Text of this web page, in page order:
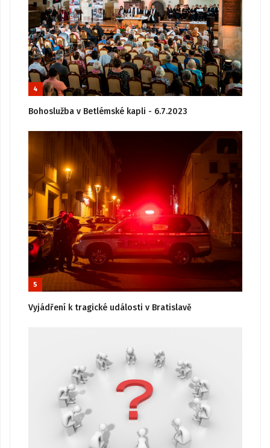
4
Bohoslužba v Betlémské kapli - 6.7.2023
5
Vyjádření k tragické události v Bratislavě